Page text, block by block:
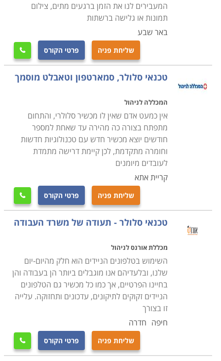
מסגרות הלימוד מתקיימות בתכנית לימודים גמישה, כך
שניתן לשלב לימודי קורס טכנאי סלולר תוך כדי העבודה
הקיימת, ועם קבלת התעודה להתחיל בדרך מקצועית
המעבירים לנו את הזמן ברגעים מתים, צילום
תמונות או גלישה ברשתות
באר שבע
שליחת פניה פרטי הקורס 
טכנאי סלולר, סמארטפון וטאבלט מוסמך
המכללה לניהול
אין כמעט אדם שאין לו מכשיר סלולרי, והתחום
מתפתח בצורה כה מהירה עד שאחת למספר
חודשים יוצא מכשיר חדש עם טכנולוגיות חדשות
וחומרה מתקדמת, לכן קיימת דרישה מתמדת
לעובדים מיומנים
קריית אתא
שליחת פניה פרטי הקורס 
טכנאי סלולר - תעודה של משרד העבודה
מכללת אורנס לניהול
השימוש בטלפונים הניידים הוא חלק מהיום-יום
שלנו, ובלעדיהם אנו מוגבלים ביותר הן בעבודה והן
בחיינו הפרטיים, אך כמו כל מכשיר גם הטלפונים
הניידים זקוקים לתיקונים, עדכונים ותחזוקה. עלייה
זו בצורך
חיפה חדרה
שליחת פניה פרטי הקורס 